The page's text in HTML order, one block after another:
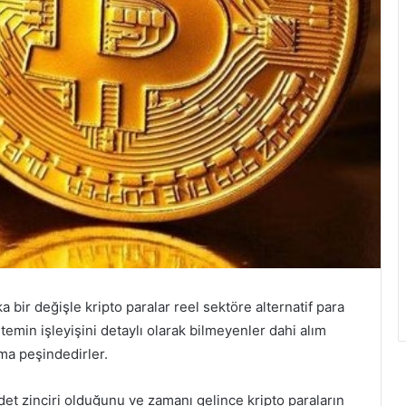
bir değişle kripto paralar reel sektöre alternatif para
işleyişini detaylı olarak bilmeyenler dahi alım
peşindedirler.
zinciri olduğunu ve zamanı gelince kripto paraların